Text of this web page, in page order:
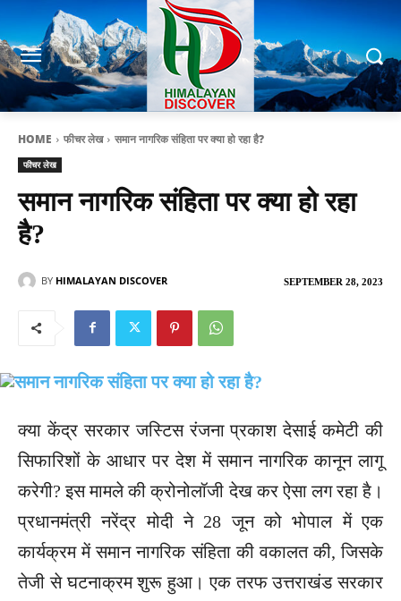
HOME फीचर लेख समान नागरिक संहिता पर क्या हो रहा है?
फीचर लेख
समान नागरिक संहिता पर क्या हो रहा
है?
SEPTEMBER 28, 2023
BY HIMALAYAN DISCOVER
क्या केंद्र सरकार जस्टिस रंजना प्रकाश देसाई कमेटी की
सिफारिशों के आधार पर देश में समान नागरिक कानून लागू
करेगी? इस मामले की क्रोनोलॉजी देख कर ऐसा लग रहा है।
प्रधानमंत्री नरेंद्र मोदी ने 28 जून को भोपाल में एक
कार्यक्रम में समान नागरिक संहिता की वकालत की, जिसके
तेजी से घटनाक्रम शुरू हुआ। एक तरफ उत्तराखंड सरकार